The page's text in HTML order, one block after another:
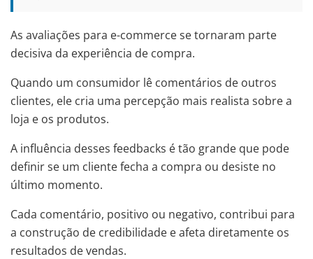
As avaliações para e-commerce se tornaram parte
decisiva da experiência de compra.
Quando um consumidor lê comentários de outros
clientes, ele cria uma percepção mais realista sobre a
loja e os produtos.
A influência desses feedbacks é tão grande que pode
definir se um cliente fecha a compra ou desiste no
último momento.
Cada comentário, positivo ou negativo, contribui para
a construção de credibilidade e afeta diretamente os
resultados de vendas.